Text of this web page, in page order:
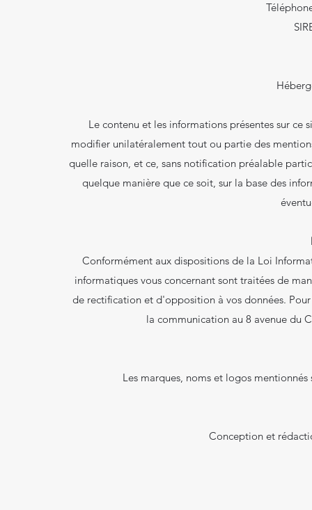
Le contenu et les informations présentes sur ce
modifier unilatéralement tout ou partie des
quelle raison, et ce, sans notification préalable
quelque manière que ce soit, sur la base des
Conformément aux dispositions de la Loi
informatiques vous concernant sont traitées de
de rectification et d'opposition à vos données.
la communication au 8 avenue du
Les marques, noms et logos
Conception et